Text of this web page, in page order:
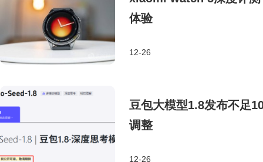
体验
12-26
豆包大模型1.8发布不足
调整
12-26